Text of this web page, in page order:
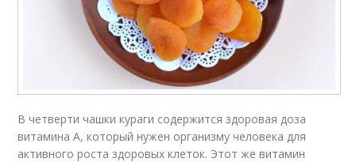
В четверти чашки кураги содержится здоровая доза
витамина А, который нужен организму человека для
активного роста здоровых клеток. Этот же витамин